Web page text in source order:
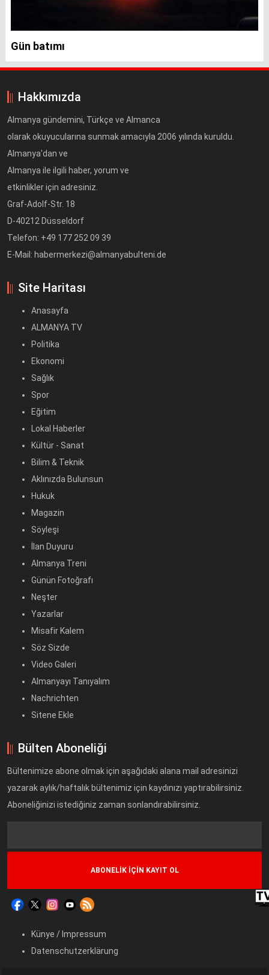
Gün batımı
Hakkımızda
Almanya gündemini, Türkçe ve Almanca
olarak okuyucularına sunmak amacıyla 2006 yılında kuruldu.
Almanya'dan ve
Almanya ile ilgili haber, yorum ve
etkinlikler için adresiniz.
Graf-Adolf-Str. 18
D-40212 Düsseldorf
Telefon: +49 177 252 09 39
E-Mail: habermerkezi@almanyabulteni.de
Site Haritası
Anasayfa
ALMANYA TV
Politika
Ekonomi
Sağlık
Spor
Eğitim
Lokal Haberler
Kültür - Sanat
Bilim & Teknik
Aklınızda Bulunsun
Hukuk
Magazin
Söyleşi
İlan Duyuru
Almanya Treni
Günün Fotoğrafı
Neşter
Yazarlar
Misafir Kalem
Söz Sizde
Video Galeri
Almanyayı Tanıyalım
Nachrichten
Sitene Ekle
Bülten Aboneliği
Bültenimize abone olmak için aşağıdaki alana mail adresinizi
yazarak aylık/haftalık bültenimiz için kaydınızı yaptırabilirsiniz.
Aboneliğinizi istediğiniz zaman sonlandırabilirsiniz.
Künye / Impressum
Datenschutzerklärung